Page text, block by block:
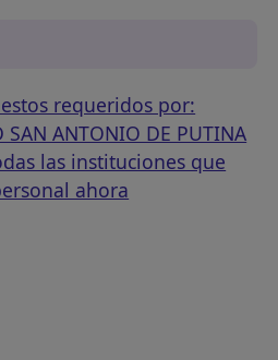
requeridos por:
SAN ANTONIO DE PUTINA
las instituciones que
ahora